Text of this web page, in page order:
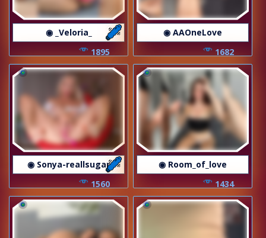
◉ _Veloria_
1895
◉ AAOneLove
1682
◉ Sonya-reallsugar
1560
◉ Room_of_love
1434